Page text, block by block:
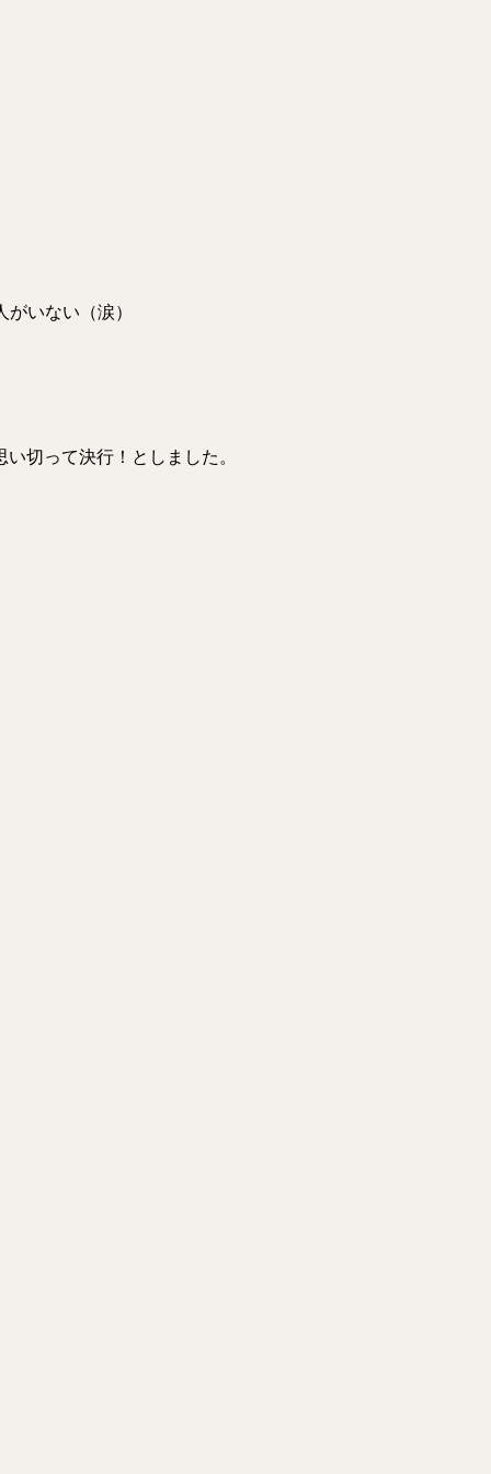
いない（涙）
切って決行！としました。